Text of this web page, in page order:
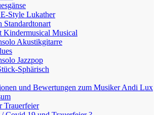
Style Lukather
Standardtonart
Kindermusical Musical
Akustikgitarre
Jazzpop
Sphärisch
und Bewertungen zum Musiker Andi Lux
Trauerfeier